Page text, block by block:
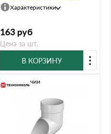
Характеристики
163 руб
Цена за шт.
В КОРЗИНУ
В наличии